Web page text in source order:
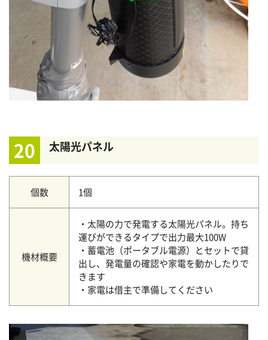
20 太陽光パネル
個数 1個
機材概要
・太陽の力で発電する太陽光パネル。持ち
運びができるタイプで出力最大100W
・蓄電池（ポータブル電源）とセットで貸
出し、発電量の確認や家電を動かしたりで
きます
・家電は借主で準備してください